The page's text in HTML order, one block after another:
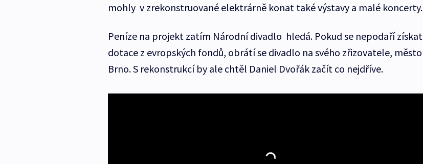
mohly v zrekonstruované elektrárně konat také výstavy a malé koncerty.
Peníze na projekt zatím Národní divadlo hledá. Pokud se nepodaří získat
dotace z evropských fondů, obrátí se divadlo na svého zřizovatele, město
Brno. S rekonstrukcí by ale chtěl Daniel Dvořák začít co nejdříve.